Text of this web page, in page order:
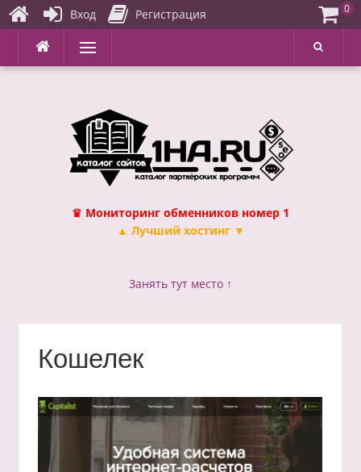
Перейти
содержимому
Меню
♛ Мониторинг обменников номер 1
▲ Лучший хостинг ▼
Занять тут место ↑
Кошелек
Вход Регистрация 0